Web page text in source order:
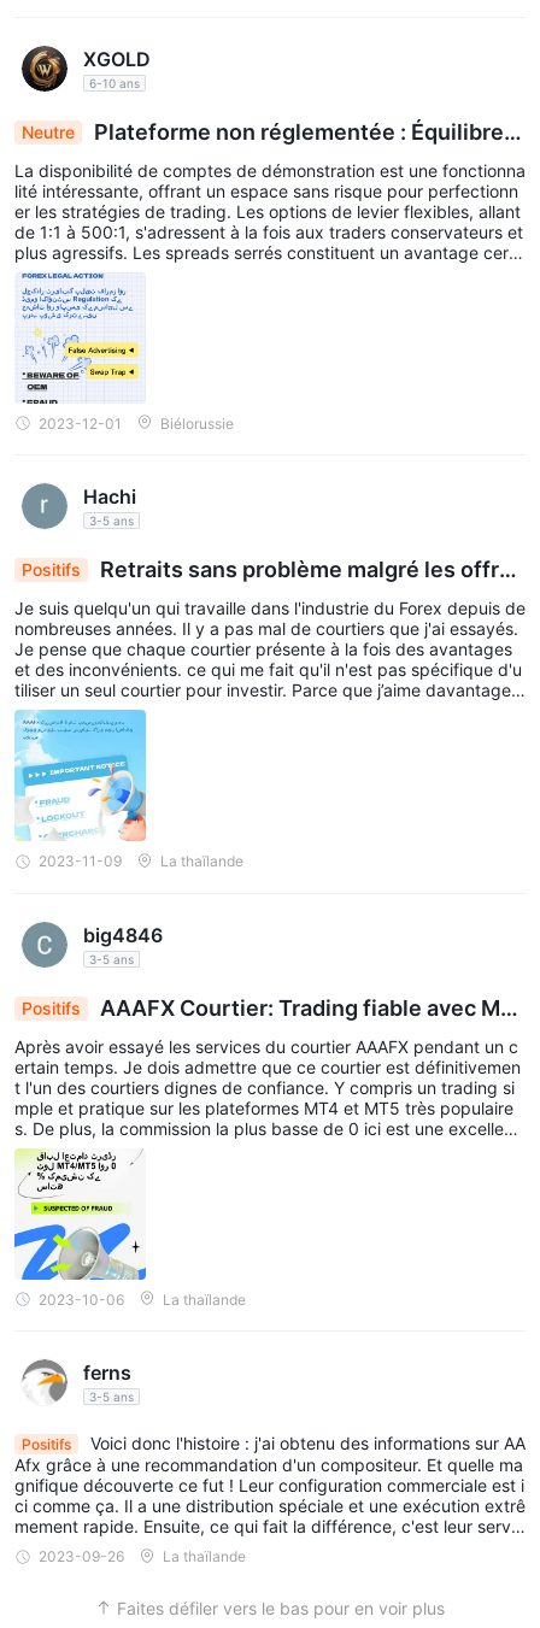
XGOLD
6-10 ans
Neutre
Plateforme non réglementée : Équilibrer l
es démonstrations sans risque avec les problèm
es de retrait et les alertes d'escroquerie
La disponibilité de comptes de démonstration est une fonctionna
lité intéressante, offrant un espace sans risque pour perfectionn
er les stratégies de trading. Les options de levier flexibles, allant
de 1:1 à 500:1, s'adressent à la fois aux traders conservateurs et
plus agressifs. Les spreads serrés constituent un avantage certa
in, rendant les transactions rentables. De plus, la prise en charge
des plates-formes MT4 et MT5 me donne la possibilité de choisir
ce qui me convient le mieux. En revanche, l'absence de régleme
ntation est préoccupante et j'ai entendu des murmures concerna
nt d'éventuelles difficultés à retirer des fonds et à être confronté
à des escroqueries. J'avance avec prudence, en gardant un œil
sur les évolutions.
2023-12-01 Biélorussie
Hachi
3-5 ans
Positifs
Retraits sans problème malgré les offres
de bonus : Mon expérience positive de 6 mois av
ec le courtier AAAFx
Je suis quelqu'un qui travaille dans l'industrie du Forex depuis de
nombreuses années. Il y a pas mal de courtiers que j'ai essayés.
Je pense que chaque courtier présente à la fois des avantages
et des inconvénients. ce qui me fait qu'il n'est pas spécifique d'u
tiliser un seul courtier pour investir. Parce que j’aime davantage l
a diversification. J'ai commencé à utiliser le courtier AAAFx il y a
environ 6 mois et je suis un investisseur assez important, mais je
n'ai jamais eu de problèmes de retrait. Surtout pendant cette pér
iode où les courtiers ont également des activités de recharge.
L'argent que j'ai ajouté reçoit toujours un bonus Cela me donne d
e l'argent pour investir dans plus de risques. J'évite de lire des c
ommentaires négatifs et irréalistes car je crois fermement que le
s courtiers avec plus de 16 ans d'expérience comme AAAFx ne r
uineront certainement pas leur réputation en ne pouvant pas reti
2023-11-09 La thaïlande
big4846
3-5 ans
Positifs
AAAFX Courtier: Trading fiable avec MT
4/MT5 et aucune commission pour les débutants
Après avoir essayé les services du courtier AAAFX pendant un c
ertain temps. Je dois admettre que ce courtier est définitivemen
t l'un des courtiers dignes de confiance. Y compris un trading si
mple et pratique sur les plateformes MT4 et MT5 très populaire
s. De plus, la commission la plus basse de 0 ici est une excellent
e considération pour ceux qui débutent dans le trading. Fiabilité
: le courtier AAAFX a une expérience de plusieurs années et une
réputation fiable dans le secteur du trading. Cela contribue à ren
forcer la confiance des clients. Plateformes MT4 et MT5 : ces pl
ateformes offrent aux traders la commodité de démarrer et d'ex
écuter des transactions. Commission zéro pour cent : une commi
ssion de zéro pour cent est attrayante pour les nouveaux trader
s qui souhaitent peut-être essayer le trading sans les coûts élev
és.
2023-10-06 La thaïlande
ferns
3-5 ans
Positifs
Voici donc l'histoire : j'ai obtenu des informations sur AA
Afx grâce à une recommandation d'un compositeur. Et quelle ma
gnifique découverte ce fut ! Leur configuration commerciale est i
ci comme ça. Il a une distribution spéciale et une exécution extrê
mement rapide. Ensuite, ce qui fait la différence, c'est leur servic
e client, ils répondent rapidement et toujours rassurants lorsque
j'ai besoin d'aide. Je me sens bien grâce à l’accent qu’ils mettent
cile à utiliser. Que vous soyez débutant ou trader expérimenté.
2023-09-26 La thaïlande
Faites défiler vers le bas pour en voir plus